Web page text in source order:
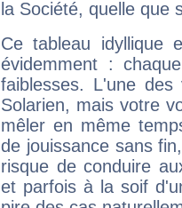
la Société, quelle que
Ce tableau idyllique
évidemment :
faiblesses. L'une
Solarien, mais votre
mêler en même
de jouissance sans
risque de conduire
et parfois à la soif